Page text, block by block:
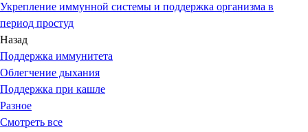
Укрепление иммунной системы и поддержка организма в
период простуд
Назад
Поддержка иммунитета
Облегчение дыхания
Поддержка при кашле
Разное
Смотреть все